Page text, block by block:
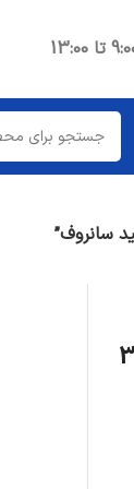
تا 13:00
سانروف”